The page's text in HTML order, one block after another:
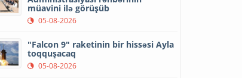
müavini ilə görüşüb
05-08-2026
"Falcon 9" raketinin bir hissəsi Ayla
toqquşacaq
05-08-2026